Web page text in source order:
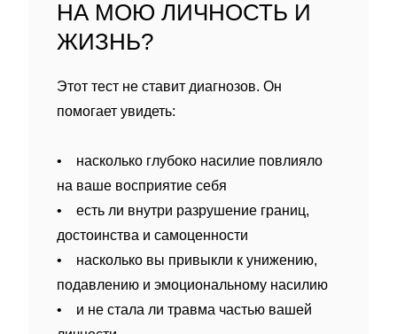
НА МОЮ ЛИЧНОСТЬ И
ЖИЗНЬ?
Этот тест не ставит диагнозов. Он
помогает увидеть:
• насколько глубоко насилие повлияло
на ваше восприятие себя
• есть ли внутри разрушение границ,
достоинства и самоценности
• насколько вы привыкли к унижению,
подавлению и эмоциональному насилию
• и не стала ли травма частью вашей